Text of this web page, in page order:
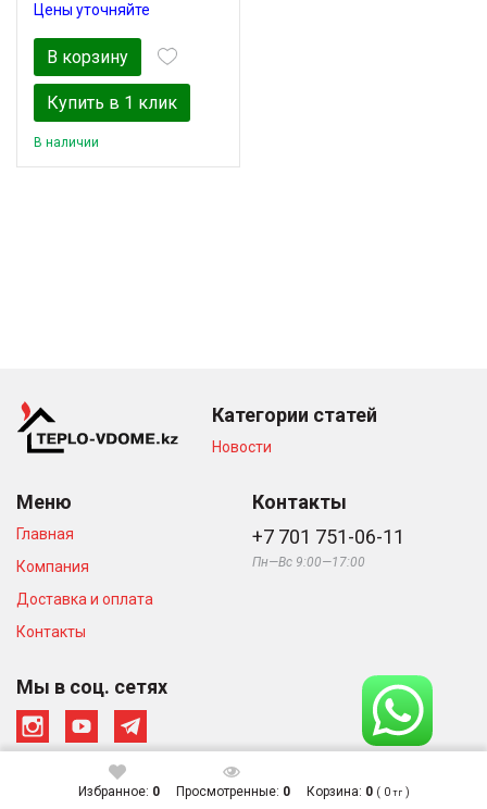
Избранное: 0 Просмотренные: 0 Корзина: 0 ( 0тг)
Цены уточняйте
В корзину
Купить в 1 клик
В наличии
Категории статей
Новости
Меню
Главная
Компания
Доставка и оплата
Контакты
Контакты
+7 701 751-06-11
Пн—Вс 9:00—17:00
Мы в соц. сетях